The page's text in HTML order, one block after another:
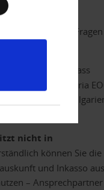
bei Fragen
Verständnis, dass
Bulgaria
mit Sitz in
nicht in
können Sie die
und Inkasso aus
–